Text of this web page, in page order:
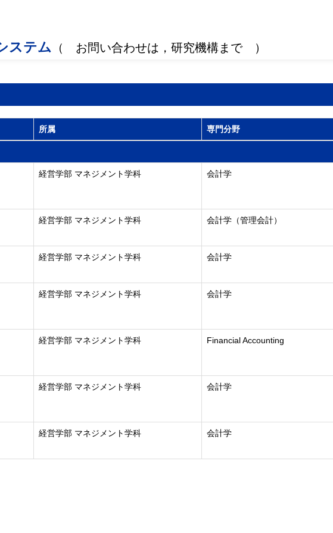
ステム （ お問い合わせは，研究機構まで ）
所属 専門分野
経営学部 マネジメント学科 会計学
経営学部 マネジメント学科 会計学（管理会計）
経営学部 マネジメント学科 会計学
経営学部 マネジメント学科 会計学
経営学部 マネジメント学科 Financial Accounting
経営学部 マネジメント学科 会計学
経営学部 マネジメント学科 会計学